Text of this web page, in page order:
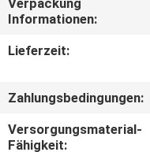
KONTAKT
UNS
Verpackung
Informationen:
Lieferzeit:
Zahlungsbedingungen:
Versorgungsmaterial-
Fähigkeit: